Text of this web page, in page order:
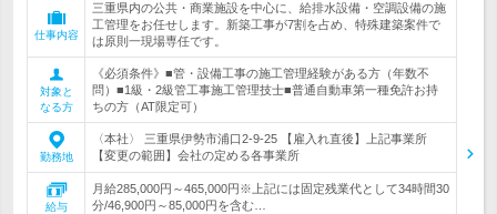
仕事内容
三重県内の公共・商業施設を中心に、給排水設備・空調設備の施
工管理をお任せします。新築工事が7割を占め、特殊建築案件で
は原則一現場専任です。
対象と
なる方
《必須条件》■管・設備工事の施工管理経験がある方（年数不
問）■1級・2級管工事施工管理技士■普通自動車第一種免許お持
ちの方（AT限定可）
勤務地
〈本社〉 三重県伊勢市浦口2-9-25 【雇入れ直後】上記事業所
【変更の範囲】会社の定める各事業所
給与
月給285,000円～465,000円※上記には固定残業代として34時間30
分/46,900円～85,000円を含む…